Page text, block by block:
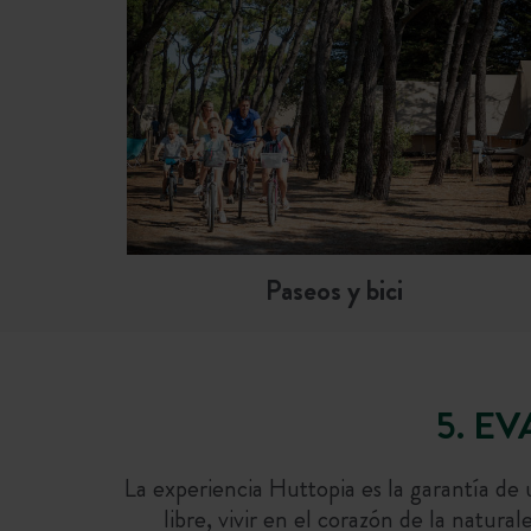
Paseos y bici
5.
La experiencia Huttopia es la garantía de
libre, vivir en el corazón de la